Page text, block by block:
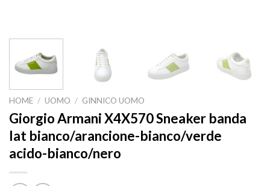
HOME / UOMO / GINNICO UOMO
Giorgio Armani X4X570 Sneaker banda
lat bianco/arancione-bianco/verde
acido-bianco/nero